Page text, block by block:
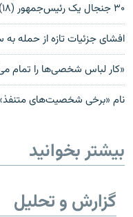
۳۰ جنجال یک رئیس‌جمهور (۱۸): افشاگری علیه برادران لاریجانی‌ در مجلس
افشای جزئیات تازه از حمله به
«کار لباس شخصی‌ها را تمام
نام «برخی شخصیت‌های متنفذ»
بیشتر بخوانید
گزارش و تحلیل